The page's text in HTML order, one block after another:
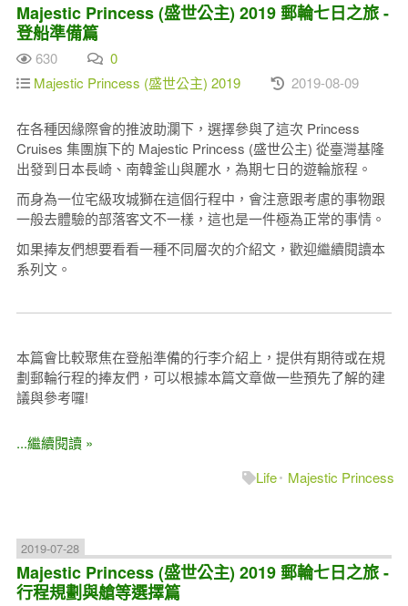
Majestic Princess (盛世公主) 2019 郵輪七日之旅 -
登船準備篇
630
0
Majestic Princess (盛世公主) 2019
2019-08-09
在各種因緣際會的推波助瀾下，選擇參與了這次 Princess
Cruises 集團旗下的 Majestic Princess (盛世公主) 從臺灣基隆
出發到日本長崎、南韓釜山與麗水，為期七日的遊輪旅程。
而身為一位宅級攻城獅在這個行程中，會注意跟考慮的事物跟
一般去體驗的部落客文不一樣，這也是一件極為正常的事情。
如果捧友們想要看看一種不同層次的介紹文，歡迎繼續閱讀本
系列文。
本篇會比較聚焦在登船準備的行李介紹上，提供有期待或在規
劃郵輪行程的捧友們，可以根據本篇文章做一些預先了解的建
議與參考囉!
...繼續閱讀 »
Life
Majestic Princess
2019-07-28
Majestic Princess (盛世公主) 2019 郵輪七日之旅 -
行程規劃與艙等選擇篇